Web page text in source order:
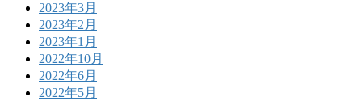
2023年3月
2023年2月
2023年1月
2022年10月
2022年6月
2022年5月